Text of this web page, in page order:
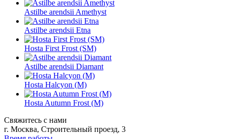
Astilbe arendsii Amethyst
Astilbe arendsii Etna
Hosta First Frost (SM)
Astilbe arendsii Diamant
Hosta Halcyon (M)
Hosta Autumn Frost (M)
Свяжитесь с нами
г. Москва, Строительный проезд, 3